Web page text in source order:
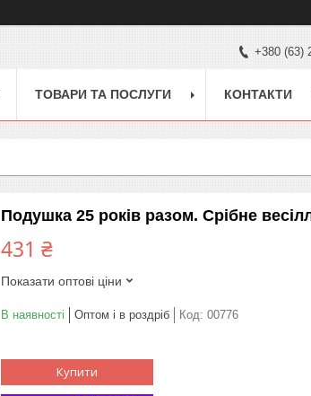
+380 (63)
ТОВАРИ ТА ПОСЛУГИ КОНТАКТИ
Подушка 25 років разом. Срібне
431 ₴
Показати оптові ціни
В наявності Оптом і в роздріб Код: 00776
Купити